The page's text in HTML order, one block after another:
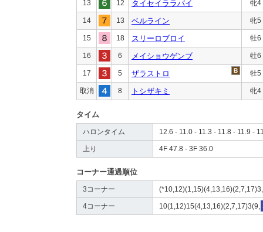
13 12 タイセイララバイ 牝4
14 13 ベルライン 牝5
15 18 スリーロブロイ 牡6
16 6 メイショウゲンブ 牡6
17 5 ザラストロ 牡5
取消 8 トシザキミ 牝4
タイム
ハロンタイム 12.6 - 11.0 - 11.3 - 11.8 - 11.9 -
上り 4F 47.8 - 3F 36.0
コーナー通過順位
3コーナー (*10,12)(1,15)(4,13,16)(2,7,17)3,
4コーナー 10(1,12)15(4,13,16)(2,7,17)3(9,